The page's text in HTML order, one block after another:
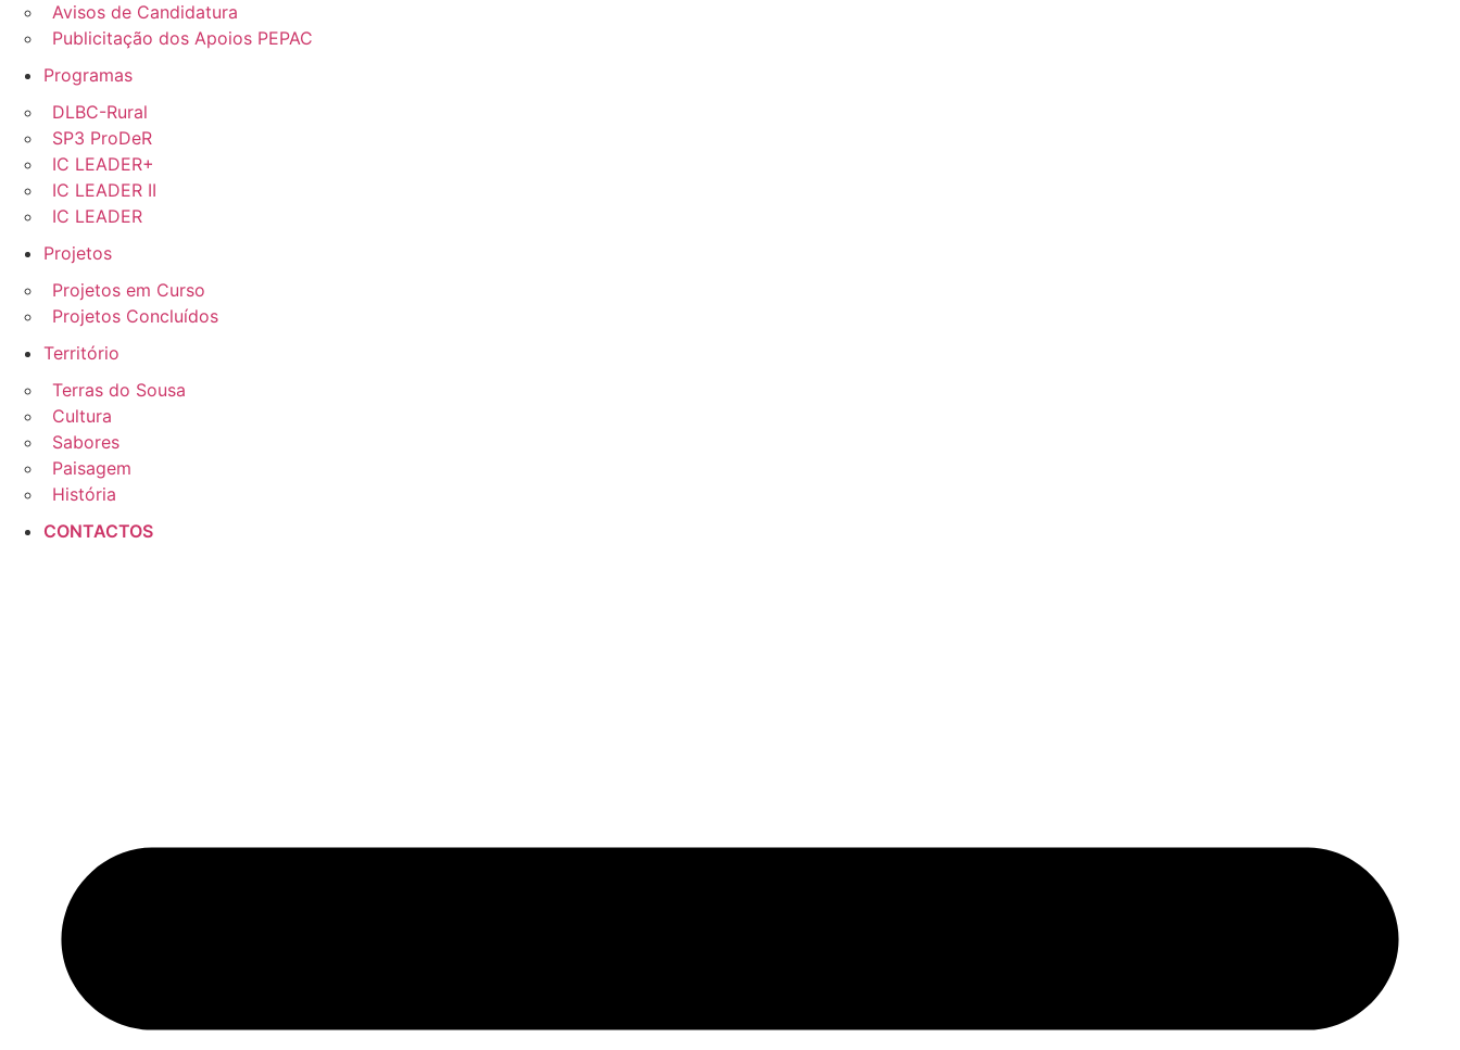
Avisos de Candidatura
Publicitação dos Apoios PEPAC
Programas
DLBC-Rural
SP3 ProDeR
IC LEADER+
IC LEADER II
IC LEADER
Projetos
Projetos em Curso
Projetos Concluídos
Território
Terras do Sousa
Cultura
Sabores
Paisagem
História
CONTACTOS